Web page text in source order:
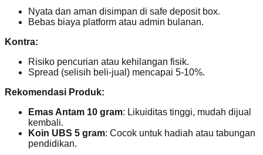
Nyata dan aman disimpan di safe deposit box.
Bebas biaya platform atau admin bulanan.
Kontra:
Risiko pencurian atau kehilangan fisik.
Spread (selisih beli-jual) mencapai 5-10%.
Rekomendasi Produk:
Emas Antam 10 gram: Likuiditas tinggi, mudah dijual
kembali.
Koin UBS 5 gram: Cocok untuk hadiah atau tabungan
pendidikan.